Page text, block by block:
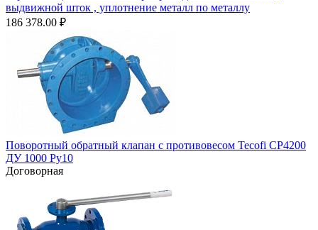
выдвижной шток , уплотнение металл по металлу
186 378.00 ₽
Поворотный обратный клапан с противовесом Tecofi CP4200
ДУ 1000 Ру10
Договорная